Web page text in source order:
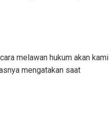
melawan hukum akan kami
mengatakan saat